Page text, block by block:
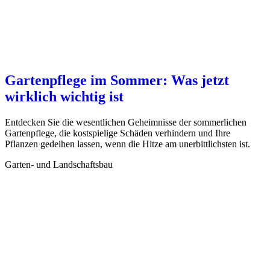
Gartenpflege im Sommer: Was jetzt
wirklich wichtig ist
Entdecken Sie die wesentlichen Geheimnisse der sommerlichen
Gartenpflege, die kostspielige Schäden verhindern und Ihre
Pflanzen gedeihen lassen, wenn die Hitze am unerbittlichsten ist.
Garten- und Landschaftsbau